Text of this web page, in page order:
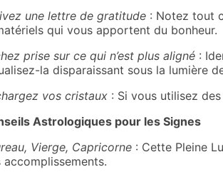
une lettre de gratitude : Notez tout
qui vous apportent du bonheur.
prise sur ce qui n’est plus aligné :
la disparaissant sous la lumière
vos cristaux : Si vous utilisez
Astrologiques pour les Signes
Vierge, Capricorne : Cette Pleine
accomplissements.